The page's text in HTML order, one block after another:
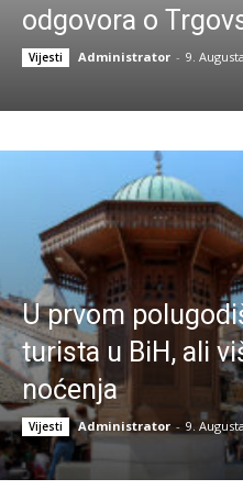
odgovora o
Vijesti Administrator - 9.
U prvom
turista u BiH, ali
noćenja
Vijesti Administrator - 9.